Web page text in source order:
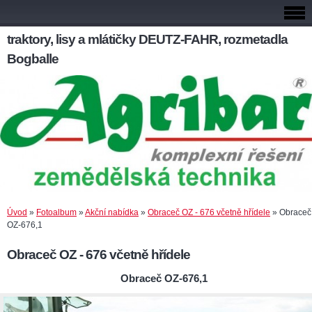
traktory, lisy a mlátičky DEUTZ-FAHR, rozmetadla
Bogballe
Úvod » Fotoalbum »Akční nabídka » Obraceč OZ - 676 včetně hřídele » Obraceč
OZ-676,1
Obraceč OZ - 676 včetně hřídele
Obraceč OZ-676,1